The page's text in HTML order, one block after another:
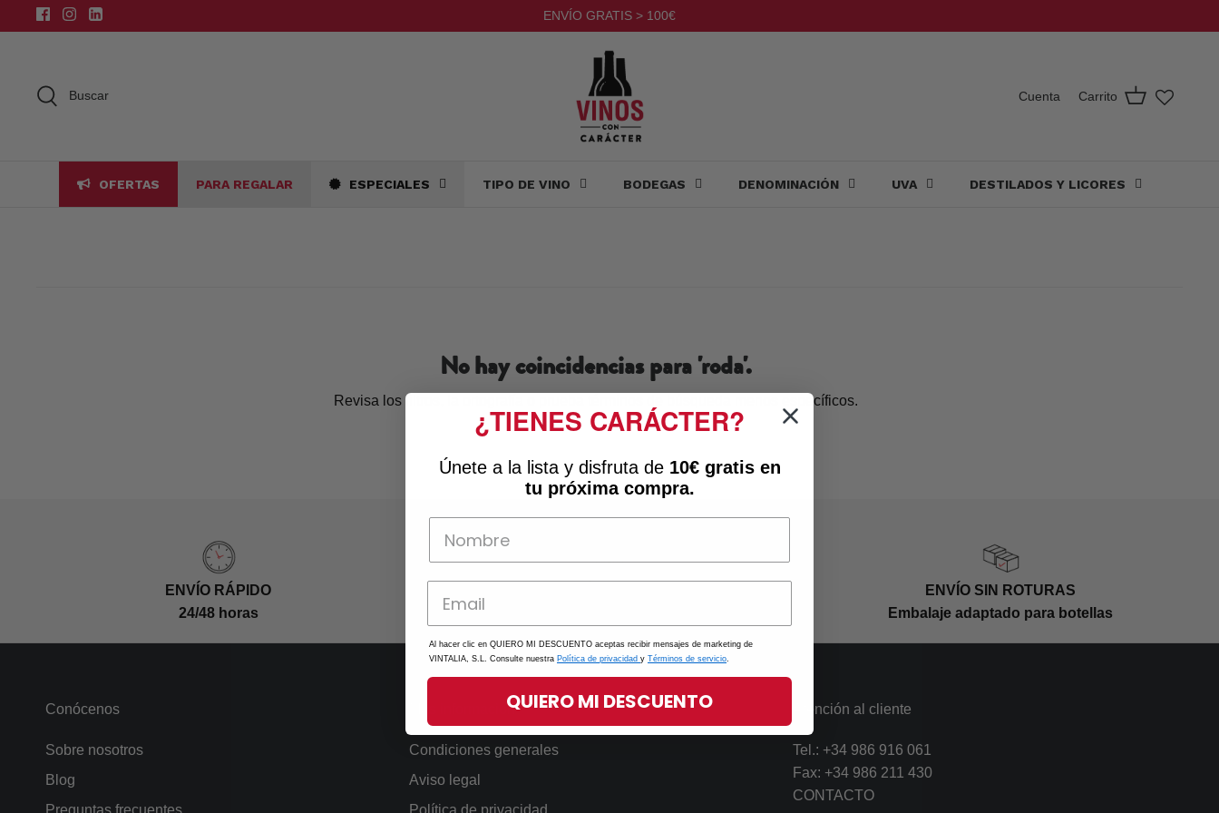
al
ENVÍO GRATIS > 100€
Buscar Cuenta Carrito
OFERTAS PARA REGALAR ESPECIALES TIPO DE VINO BODEGAS DENOMINACIÓN UVA DESTILADOS Y LICORES
No hay coincidencias para 'roda'.
Revisa los filtros, la ortografía o prueba términos de búsqueda menos específicos.
ENVÍO RÁPIDO
24/48 horas
ENVÍO SIN ROTURAS
Embalaje adaptado para botellas
Conócenos
Sobre nosotros
Blog
Más información
Condiciones generales
Aviso legal
Atención al cliente
Tel.: +34 986 916 061
Fax: +34 986 211 430
CONTACTO
¿TIENES CARÁCTER?
Únete a la lista y disfruta de 10€ gratis en
tu próxima compra.
Al hacer clic en QUIERO MI DESCUENTO aceptas recibir mensajes de marketing de
VINTALIA, S.L. Consulte nuestra Política de privacidad y Términos de servicio.
QUIERO MI DESCUENTO